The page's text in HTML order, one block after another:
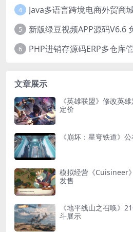
4
5 新版绿豆视频APP源码V6.6
6
文章展示
《英雄联盟》修改英
定价
《崩坏：星穹铁道》
模拟经营《Cuisineer
发售
《地平线山之召唤》
斗展示